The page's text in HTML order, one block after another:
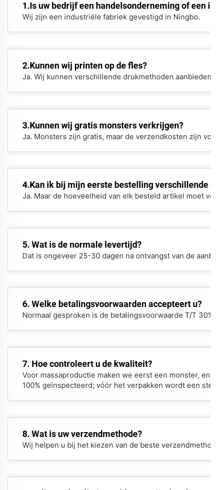
1.Is uw bedrijf een handelsonderneming of een
Wij zijn een industriële fabriek gevestigd in Ningbo.
2.Kunnen wij printen op de fles?
Ja. Wij kunnen verschillende drukmethoden aanbieden.
3.Kunnen wij gratis monsters verkrijgen?
Ja. Monsters zijn gratis, maar de verzendkosten zijn
4.Kan ik bij mijn eerste bestelling verschillende
Ja. Maar de hoeveelheid van elk besteld artikel moet
5. Wat is de normale levertijd?
Dat is ongeveer 25-30 dagen na ontvangst van de
6. Welke betalingsvoorwaarden accepteert u?
Normaal gesproken is de betalingsvoorwaarde T/T
7. Hoe controleert u de kwaliteit?
Voor massaproductie maken we eerst een monster, en
100% geïnspecteerd; vóór het verpakken wordt een
8. Wat is uw verzendmethode?
Wij helpen u bij het kiezen van de beste